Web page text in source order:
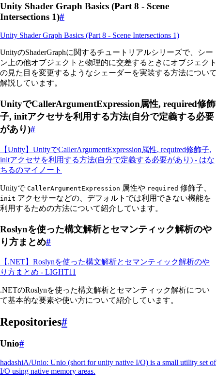
Unity Shader Graph Basics (Part 8 - Scene
Intersections 1)#
Unity Shader Graph Basics (Part 8 - Scene Intersections 1)
UnityのShaderGraphに関するチュートリアルシリーズで、シー
ン上の他オブジェクトと物理的に交差するときにオブジェクト
の見た目を変更するようなシェーダーを実装する方法について
解説しています。
UnityでCallerArgumentExpression属性, required修飾
子, initアクセサを利用する方法(自分で定義する必要
があり)#
【Unity】UnityでCallerArgumentExpression属性, required修飾子,
initアクセサを利用する方法(自分で定義する必要があり) - はな
ちるのマイノート
Unityで CallerArgumentExpression 属性や required 修飾子、
init アクセサーなどの、デフォルトでは利用できない機能を
利用するための方法について紹介しています。
Roslynを使った構文解析とセマンティック解析のや
り方まとめ#
【.NET】Roslynを使った構文解析とセマンティック解析のや
り方まとめ - LIGHT11
.NETのRoslynを使った構文解析とセマンティック解析につい
て基本的な要素や使い方について紹介しています。
Repositories#
Unio#
hadashiA/Unio: Unio (short for unity native I/O) is a small utility set of
I/O using native memory areas.